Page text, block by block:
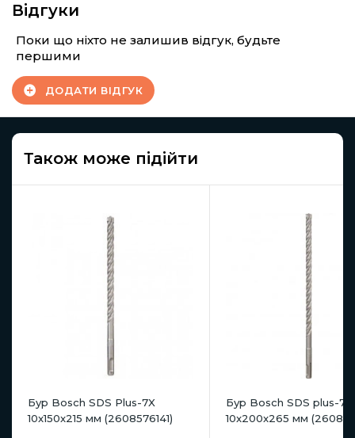
Відгуки
Поки що ніхто не залишив відгук, будьте
першими
ДОДАТИ ВІДГУК
Також може підійти
Бур Bosch SDS Plus-7X
10x150x215 мм (2608576141)
Бур Bosch SDS plus-7X
10x200x265 мм